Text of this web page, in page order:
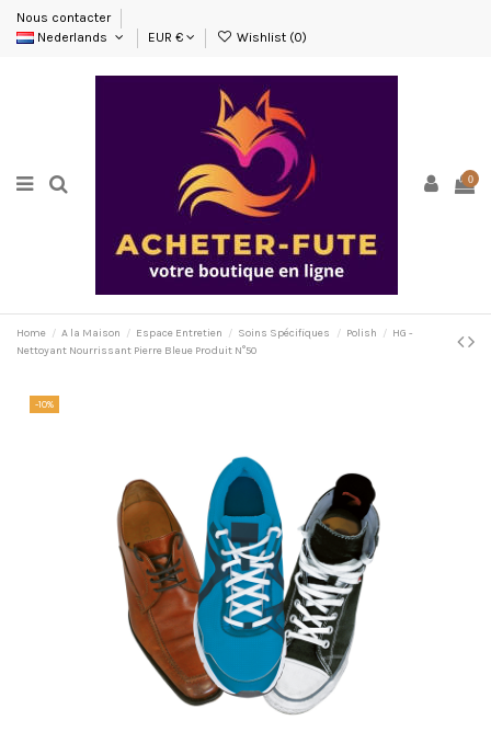
Nous contacter
Nederlands
EUR € Wishlist (0)
0
Home A la Maison Espace Entretien Soins Spécifiques Polish
HG -
Nettoyant Nourrissant Pierre Bleue Produit N°50
-10%